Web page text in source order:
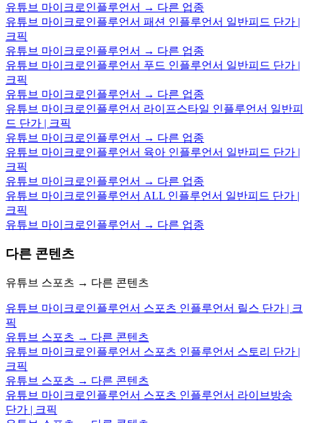
유튜브 마이크로인플루언서 → 다른 업종
유튜브 마이크로인플루언서 패션 인플루언서 일반피드 단가 |
크픽
유튜브 마이크로인플루언서 → 다른 업종
유튜브 마이크로인플루언서 푸드 인플루언서 일반피드 단가 |
크픽
유튜브 마이크로인플루언서 → 다른 업종
유튜브 마이크로인플루언서 라이프스타일 인플루언서 일반피
드 단가 | 크픽
유튜브 마이크로인플루언서 → 다른 업종
유튜브 마이크로인플루언서 육아 인플루언서 일반피드 단가 |
크픽
유튜브 마이크로인플루언서 → 다른 업종
유튜브 마이크로인플루언서 ALL 인플루언서 일반피드 단가 |
크픽
유튜브 마이크로인플루언서 → 다른 업종
다른 콘텐츠
유튜브 스포츠 → 다른 콘텐츠
유튜브 마이크로인플루언서 스포츠 인플루언서 릴스 단가 | 크
픽
유튜브 스포츠 → 다른 콘텐츠
유튜브 마이크로인플루언서 스포츠 인플루언서 스토리 단가 |
크픽
유튜브 스포츠 → 다른 콘텐츠
유튜브 마이크로인플루언서 스포츠 인플루언서 라이브방송
단가 | 크픽